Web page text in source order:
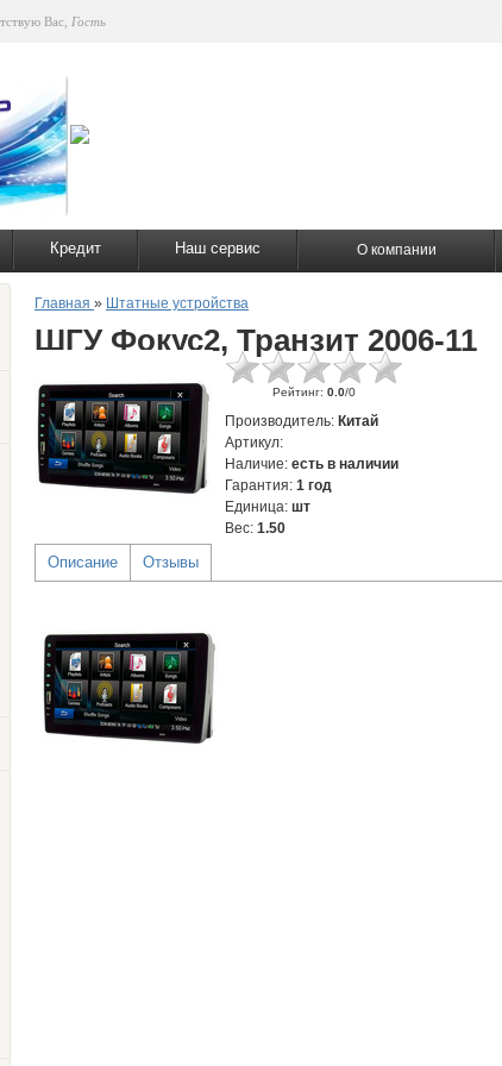
Вас Гость
Кредит Наш сервис О компании
Главная » Штатные устройства
ШГУ Фокус2, Транзит 2006-11
Рейтинг: 0.0/0
Производитель: Китай
Артикул:
Наличие: есть в наличии
Гарантия: 1 год
Единица: шт
Вес: 1.50
Описание Отзывы